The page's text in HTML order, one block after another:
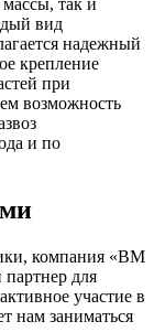
так и
вид
надежный
крепление
при
возможность
и по
компания «ВМ
партнер для
участие в
нам заниматься